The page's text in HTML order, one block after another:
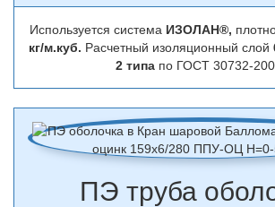
Используется система ИЗОЛАН®,
кг/м.куб. Расчетный изоляционный слой
2 типа по ГОСТ 30732-
ПЭ труба